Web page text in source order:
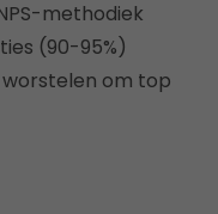
methodiek
(90-95%)
om top